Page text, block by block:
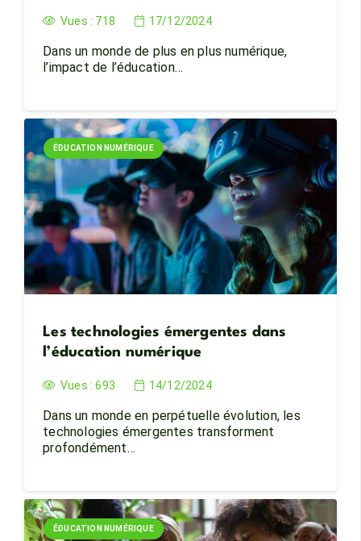
Vues : 718 17/12/2024
Dans un monde de plus en plus numérique,
l’impact de l’éducation…
ÉDUCATION NUMÉRIQUE
Les technologies émergentes dans
l’éducation numérique
Vues :693 14/12/2024
Dans un monde en perpétuelle évolution, les
technologies émergentes transforment
profondément…
ÉDUCATION NUMÉRIQUE